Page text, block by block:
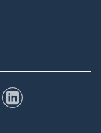
LinkedIn